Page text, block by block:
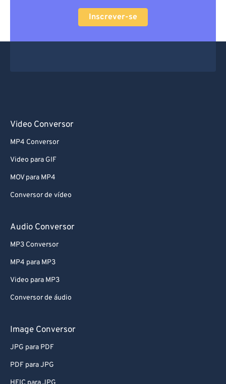
Inscrever-se
Video Conversor
MP4 Conversor
Video para GIF
MOV para MP4
Conversor de vídeo
Audio Conversor
MP3 Conversor
MP4 para MP3
Video para MP3
Conversor de áudio
Image Conversor
JPG para PDF
PDF para JPG